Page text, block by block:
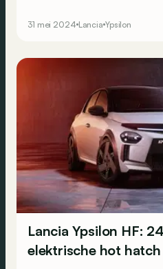
31 mei 2024 Lancia Ypsilon
Lancia Ypsilon HF:
elektrische hot hatch